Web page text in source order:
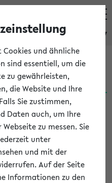
eKVV
(06.08.26)
Studierenden':
Cookies und ähnliche
sind essentiell, um die
zu gewährleisten,
die Website und Ihre
Sie zustimmen,
Daten auch, um Ihre
zu messen. Sie
unter
und mit der
Auf der Seite
Informationen zu den